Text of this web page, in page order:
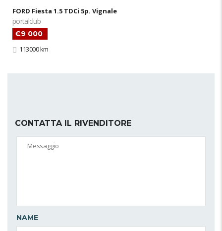
FORD Fiesta 1.5 TDCi 5p. Vignale
portalclub
€9 000
113000 km
CONTATTA IL RIVENDITORE
NAME